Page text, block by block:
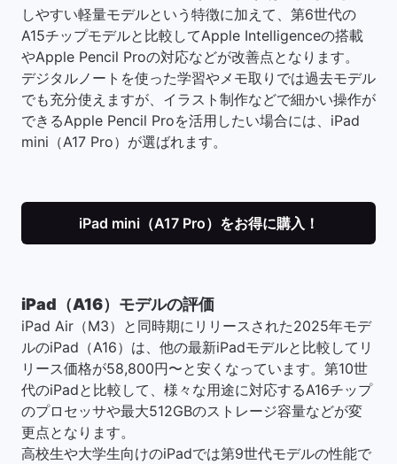
しやすい軽量モデルという特徴に加えて、第6世代の
A15チップモデルと比較してApple Intelligenceの搭載
やApple Pencil Proの対応などが改善点となります。
デジタルノートを使った学習やメモ取りでは過去モデル
でも充分使えますが、イラスト制作などで細かい操作が
できるApple Pencil Proを活用したい場合には、iPad
mini（A17 Pro）が選ばれます。
iPad mini（A17 Pro）をお得に購入！
iPad（A16）モデルの評価
iPad Air（M3）と同時期にリリースされた2025年モデ
ルのiPad（A16）は、他の最新iPadモデルと比較してリ
リース価格が58,800円〜と安くなっています。第10世
代のiPadと比較して、様々な用途に対応するA16チップ
のプロセッサや最大512GBのストレージ容量などが変
更点となります。
高校生や大学生向けのiPadでは第9世代モデルの性能で